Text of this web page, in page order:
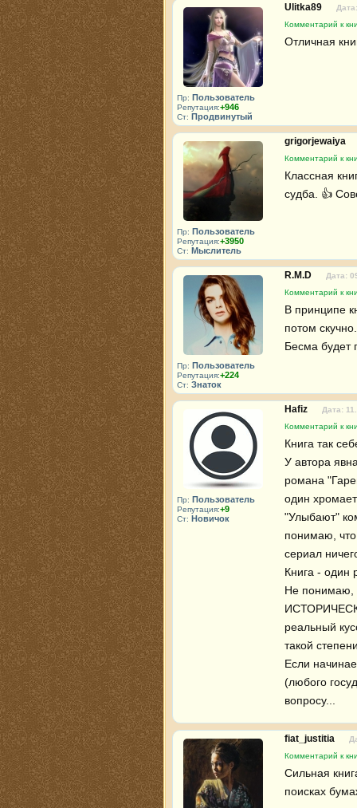
Пр: Пользователь
Репутация:+946
Ст: Продвинутый
Ulitka89
Комментарий к
Отличная
Пр: Пользователь
Репутация:+3950
Ст: Мыслитель
grigorjewaiya
Комментарий к
Классная
судба. 👍
Пр: Пользователь
Репутация:+224
Ст: Знаток
R.M.D
Дата:
Комментарий к
В принципе
потом
Бесма будет
Пр: Пользователь
Репутация:+9
Ст: Новичок
Hafiz
Дата:
Комментарий к
Книга так
У автора
романа
один
"Улыбают"
понимаю,
сериал
Книга - один
Не понимаю,
реальный
такой
Если
(любого
вопросу...
fiat_justitia
Комментарий к
Сильная
поисках